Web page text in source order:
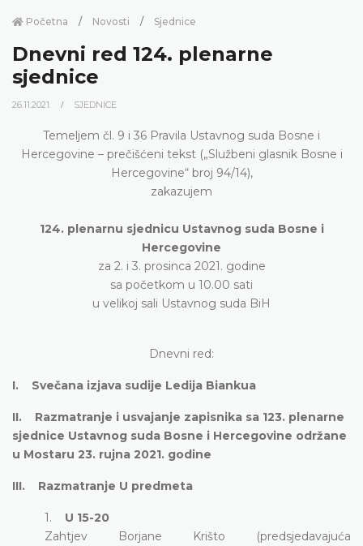
Početna Novosti Sjednice
Dnevni red 124. plenarne
sjednice
26.11.2021. SJEDNICE
Temeljem čl. 9 i 36 Pravila Ustavnog suda Bosne i
Hercegovine – prečišćeni tekst („Službeni glasnik Bosne i
Hercegovine“ broj 94/14),
zakazujem
124. plenarnu sjednicu Ustavnog suda Bosne i
Hercegovine
za 2. i 3. prosinca 2021. godine
sa početkom u 10.00 sati
u velikoj sali Ustavnog suda BiH
Dnevni red:
I. Svečana izjava sudije Ledija Biankua
II. Razmatranje i usvajanje zapisnika sa 123. plenarne
sjednice Ustavnog suda Bosne i Hercegovine održane
u Mostaru 23. rujna 2021. godine
III. Razmatranje U predmeta
1.
U 15-20
Zahtjev Borjane Krišto (predsjedavajuća